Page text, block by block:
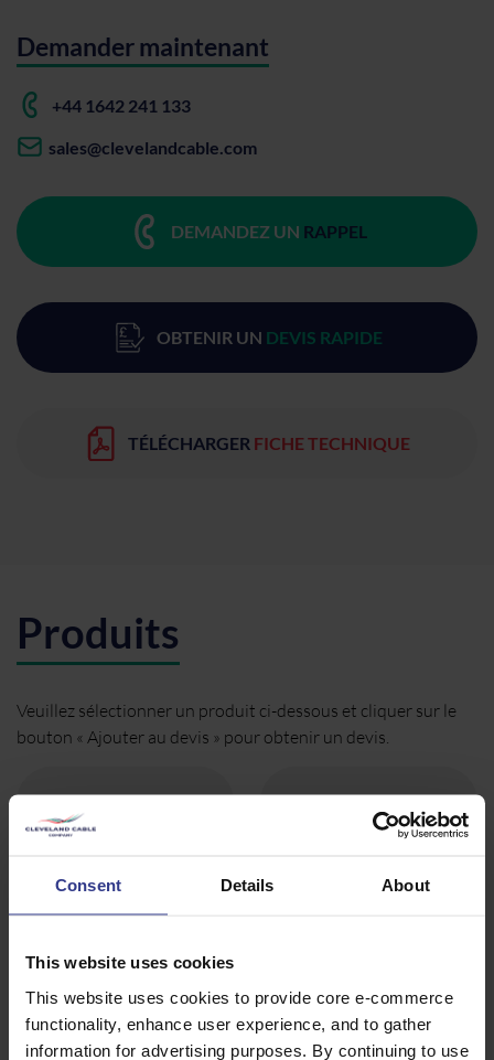
Consent Details About
This website uses cookies
This website uses cookies to provide core e-commerce
functionality, enhance user experience, and to gather
information for advertising purposes. By continuing to use
Demander maintenant
+44 1642 241 133
sales@clevelandcable.com
DEMANDEZ UN RAPPEL
OBTENIR UN DEVIS RAPIDE
TÉLÉCHARGER FICHE TECHNIQUE
Produits
Veuillez sélectionner un produit ci-dessous et cliquer sur le
bouton « Ajouter au devis » pour obtenir un devis.
CODE DESCRIPTION
QUANTITÉ/MÈTRES
RE2X9275
0,5X3, 50288-
7, CU XLPE
PiMF LSZH
ICAT
AJOUTER AU DEVIS